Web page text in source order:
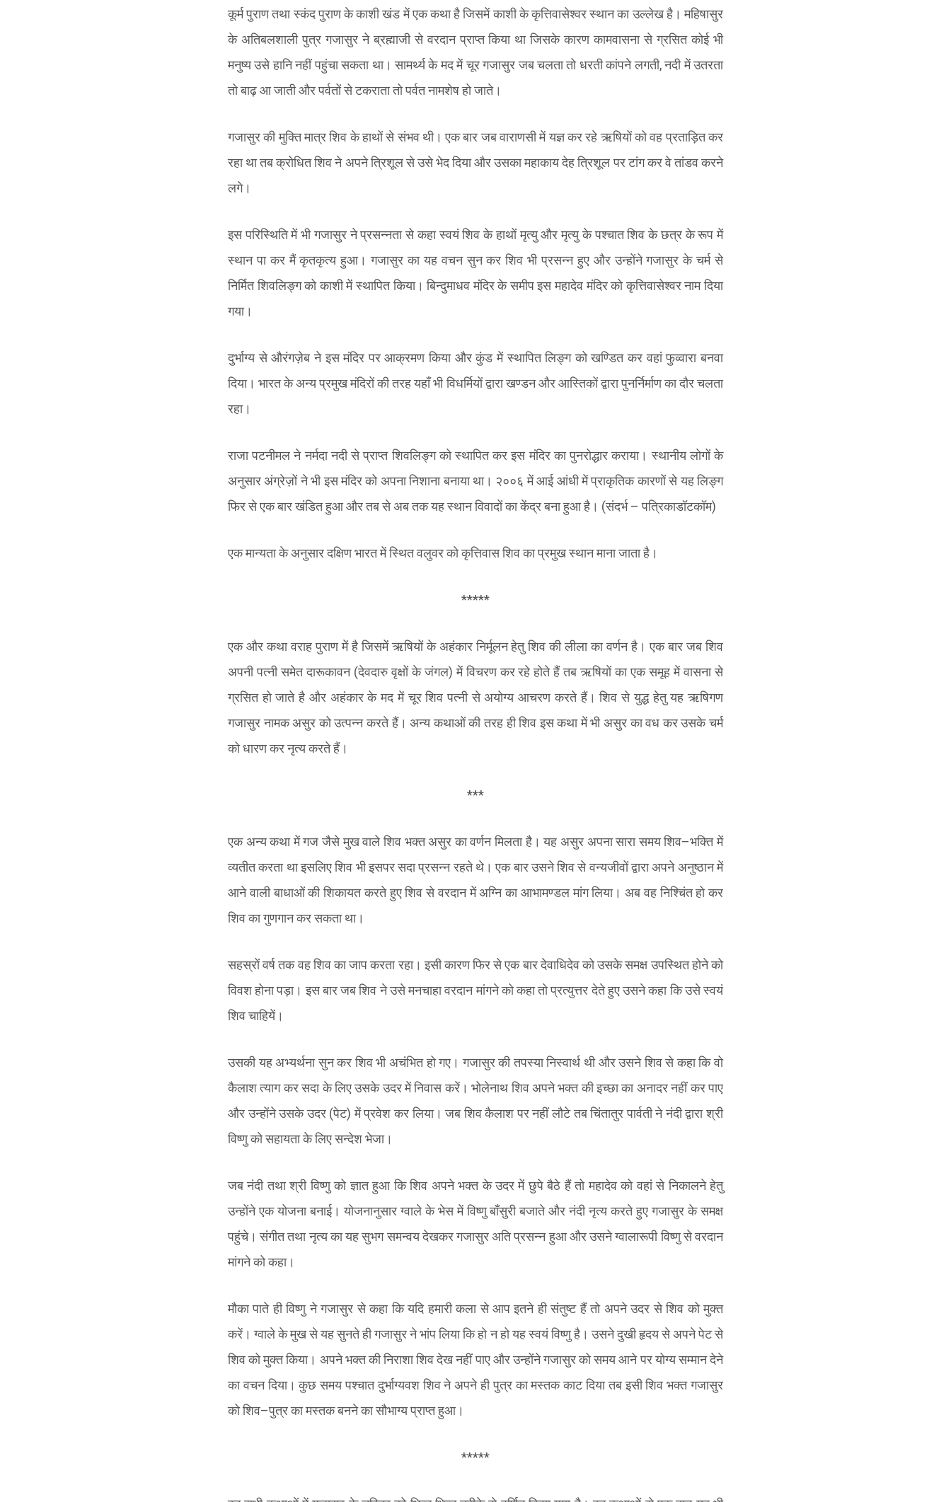
कूर्म पुराण तथा स्कंद पुराण के काशी खंड में एक कथा है जिसमें काशी के कृत्तिवासेश्वर स्थान का उल्लेख है। महिषासुर
के अतिबलशाली पुत्र गजासुर ने ब्रह्माजी से वरदान प्राप्त किया था जिसके कारण कामवासना से ग्रसित कोई भी
मनुष्य उसे हानि नहीं पहुंचा सकता था। सामर्थ्य के मद में चूर गजासुर जब चलता तो धरती कांपने लगती,नदी में उतरता
तो बाढ़ आ जाती और पर्वतों से टकराता तो पर्वत नामशेष हो जाते।
गजासुर की मुक्ति मात्र शिव के हाथों से संभव थी। एक बार जब वाराणसी में यज्ञ कर रहे ऋषियों को वह प्रताड़ित कर
रहा था तब क्रोधित शिव ने अपने त्रिशूल से उसे भेद दिया और उसका महाकाय देह त्रिशूल पर टांग कर वे तांडव करने
लगे।
इस परिस्थिति में भी गजासुर ने प्रसन्नता से कहा स्वयं शिव के हाथों मृत्यु और मृत्यु के पश्चात शिव के छत्र के रूप में
स्थान पा कर मैं कृतकृत्य हुआ। गजासुर का यह वचन सुन कर शिव भी प्रसन्न हुए और उन्होंने गजासुर के चर्म से
निर्मित शिवलिङ्ग को काशी में स्थापित किया। बिन्दुमाधव मंदिर के समीप इस महादेव मंदिर को कृत्तिवासेश्वर नाम दिया
गया।
दुर्भाग्य से औरंगज़ेब ने इस मंदिर पर आक्रमण किया और कुंड में स्थापित लिङ्ग को खण्डित कर वहां फुव्वारा बनवा
दिया। भारत के अन्य प्रमुख मंदिरों की तरह यहाँ भी विधर्मियों द्वारा खण्डन और आस्तिकों द्वारा पुनर्निर्माण का दौर चलता
रहा।
राजा पटनीमल ने नर्मदा नदी से प्राप्त शिवलिङ्ग को स्थापित कर इस मंदिर का पुनरोद्धार कराया। स्थानीय लोगों के
अनुसार अंग्रेज़ों ने भी इस मंदिर को अपना निशाना बनाया था। २००६ में आई आंधी में प्राकृतिक कारणों से यह लिङ्ग
फिर से एक बार खंडित हुआ और तब से अब तक यह स्थान विवादों का केंद्र बना हुआ है। (संदर्भ–पत्रिकाडॉटकॉम)
एक मान्यता के अनुसार दक्षिण भारत में स्थित वलुवर को कृत्तिवास शिव का प्रमुख स्थान माना जाता है।
*****
एक और कथा वराह पुराण में है जिसमें ऋषियों के अहंकार निर्मूलन हेतु शिव की लीला का वर्णन है। एक बार जब शिव
अपनी पत्नी समेत दारूकावन (देवदारु वृक्षों के जंगल)में विचरण कर रहे होते हैं तब ऋषियों का एक समूह में वासना से
ग्रसित हो जाते है और अहंकार के मद में चूर शिव पत्नी से अयोग्य आचरण करते हैं। शिव से युद्ध हेतु यह ऋषिगण
गजासुर नामक असुर को उत्पन्न करते हैं। अन्य कथाओं की तरह ही शिव इस कथा में भी असुर का वध कर उसके चर्म
को धारण कर नृत्य करते हैं।
***
एक अन्य कथा में गज जैसे मुख वाले शिव भक्त असुर का वर्णन मिलता है। यह असुर अपना सारा समय शिव–भक्ति में
व्यतीत करता था इसलिए शिव भी इसपर सदा प्रसन्न रहते थे। एक बार उसने शिव से वन्यजीवों द्वारा अपने अनुष्ठान में
आने वाली बाधाओं की शिकायत करते हुए शिव से वरदान में अग्नि का आभामण्डल मांग लिया। अब वह निश्चिंत हो कर
शिव का गुणगान कर सकता था।
सहस्रों वर्ष तक वह शिव का जाप करता रहा। इसी कारण फिर से एक बार देवाधिदेव को उसके समक्ष उपस्थित होने को
विवश होना पड़ा। इस बार जब शिव ने उसे मनचाहा वरदान मांगने को कहा तो प्रत्युत्तर देते हुए उसने कहा कि उसे स्वयं
शिव चाहियें।
उसकी यह अभ्यर्थना सुन कर शिव भी अचंभित हो गए। गजासुर की तपस्या निस्वार्थ थी और उसने शिव से कहा कि वो
कैलाश त्याग कर सदा के लिए उसके उदर में निवास करें। भोलेनाथ शिव अपने भक्त की इच्छा का अनादर नहीं कर पाए
और उन्होंने उसके उदर (पेट)में प्रवेश कर लिया। जब शिव कैलाश पर नहीं लौटे तब चिंतातुर पार्वती ने नंदी द्वारा श्री
विष्णु को सहायता के लिए सन्देश भेजा।
जब नंदी तथा श्री विष्णु को ज्ञात हुआ कि शिव अपने भक्त के उदर में छुपे बैठे हैं तो महादेव को वहां से निकालने हेतु
उन्होंने एक योजना बनाई। योजनानुसार ग्वाले के भेस में विष्णु बाँसुरी बजाते और नंदी नृत्य करते हुए गजासुर के समक्ष
पहुंचे। संगीत तथा नृत्य का यह सुभग समन्वय देखकर गजासुर अति प्रसन्न हुआ और उसने ग्वालारूपी विष्णु से वरदान
मांगने को कहा।
मौका पाते ही विष्णु ने गजासुर से कहा कि यदि हमारी कला से आप इतने ही संतुष्ट हैं तो अपने उदर से शिव को मुक्त
करें। ग्वाले के मुख से यह सुनते ही गजासुर ने भांप लिया कि हो न हो यह स्वयं विष्णु है। उसने दुखी हृदय से अपने पेट से
शिव को मुक्त किया। अपने भक्त की निराशा शिव देख नहीं पाए और उन्होंने गजासुर को समय आने पर योग्य सम्मान देने
का वचन दिया। कुछ समय पश्चात दुर्भाग्यवश शिव ने अपने ही पुत्र का मस्तक काट दिया तब इसी शिव भक्त गजासुर
को शिव–पुत्र का मस्तक बनने का सौभाग्य प्राप्त हुआ।
*****